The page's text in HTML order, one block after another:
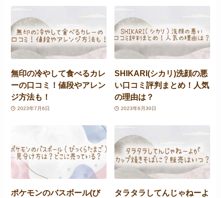
無印の冷やして食べるカレ
ーの口コミ！値段やアレン
ジ方法も！
2023年7月6日
SHIKARI(シカリ)洗顔の悪
い口コミ評判まとめ！人気
の理由は？
2023年6月30日
ポケモンのバスボール(び
タラタラしてんじゃねーよ